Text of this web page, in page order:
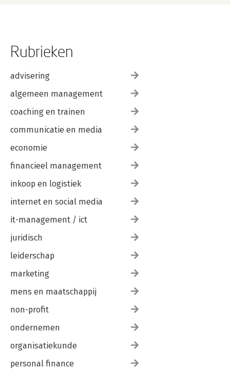
9.4 De methodologische reflectie
9.5 Aanbevelingen voor vervolgonderzoek
Verder lezen
Geraadpleegde literatuur
Trefwoordenregister
Rubrieken
advisering
algemeen management
coaching en trainen
communicatie en media
economie
financieel management
inkoop en logistiek
internet en social media
it-management / ict
juridisch
leiderschap
marketing
mens en maatschappij
non-profit
ondernemen
organisatiekunde
personal finance